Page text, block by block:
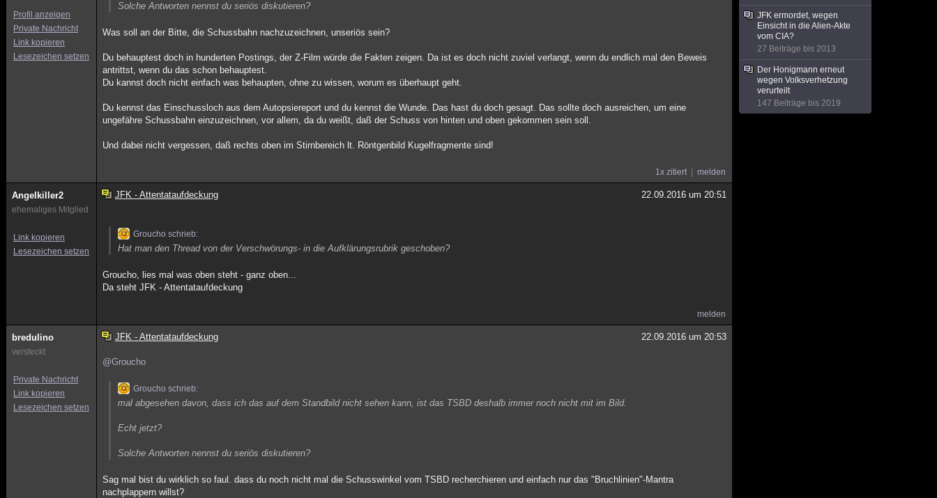
Profil anzeigen
Private Nachricht
Link kopieren
Lesezeichen setzen
Solche Antworten nennst du seriös diskutieren?
Was soll an der Bitte, die Schussbahn nachzuzeichnen, unseriös sein?
Du behauptest doch in hunderten Postings, der Z-Film würde die Fakten zeigen. Da ist es doch nicht zuviel verlangt, wenn du endlich mal den Beweis
antrittst, wenn du das schon behauptest.
Du kannst doch nicht einfach was behaupten, ohne zu wissen, worum es überhaupt geht.
Du kennst das Einschussloch aus dem Autopsiereport und du kennst die Wunde. Das hast du doch gesagt. Das sollte doch ausreichen, um eine
ungefähre Schussbahn einzuzeichnen, vor allem, da du weißt, daß der Schuss von hinten und oben gekommen sein soll.
Und dabei nicht vergessen, daß rechts oben im Stirnbereich lt. Röntgenbild Kugelfragmente sind!
1x zitiert melden
Angelkiller2
ehemaliges Mitglied
Link kopieren
Lesezeichen setzen
JFK - Attentataufdeckung 22.09.2016 um 20:51
Groucho schrieb:
Hat man den Thread von der Verschwörungs- in die Aufklärungsrubrik geschoben?
Groucho, lies mal was oben steht - ganz oben...
Da steht JFK - Attentataufdeckung
melden
bredulino
versteckt
Private Nachricht
Link kopieren
Lesezeichen setzen
JFK - Attentataufdeckung 22.09.2016 um 20:53
@Groucho
Groucho schrieb:
mal abgesehen davon, dass ich das auf dem Standbild nicht sehen kann, ist das TSBD deshalb immer noch nicht mit im Bild.
Echt jetzt?
Solche Antworten nennst du seriös diskutieren?
Sag mal bist du wirklich so faul. dass du noch nicht mal die Schusswinkel vom TSBD recherchieren und einfach nur das "Bruchlinien"-Mantra
nachplappern willst?
JFK ermordet, wegen
Einsicht in die Alien-Akte
vom CIA?
27 Beiträge bis 2013
Der Honigmann erneut
wegen Volksverhetzung
verurteilt
147 Beiträge bis 2019